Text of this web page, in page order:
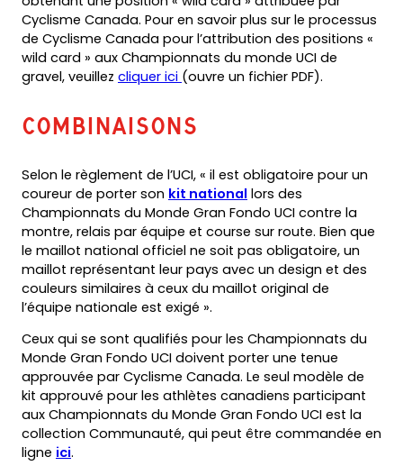
Cyclisme Canada. Pour en savoir plus sur le processus
de Cyclisme Canada pour l’attribution des positions «
wild card » aux Championnats du monde UCI de
gravel, veuillez cliquer ici (opens
(ouvre un fichier PDF).
Combinaisons
Selon le règlement de l’UCI, « il est obligatoire pour un
coureur de porter son kit national(opens
in
a
new
tab)
lors des
Championnats du Monde Gran Fondo UCI contre la
montre, relais par équipe et course sur route. Bien que
le maillot national officiel ne soit pas obligatoire, un
maillot représentant leur pays avec un design et des
couleurs similaires à ceux du maillot original de
l’équipe nationale est exigé ».
Ceux qui se sont qualifiés pour les Championnats du
Monde Gran Fondo UCI doivent porter une tenue
approuvée par Cyclisme Canada. Le seul modèle de
kit approuvé pour les athlètes canadiens participant
aux Championnats du Monde Gran Fondo UCI est la
collection Communauté, qui peut être commandée en
ligne ici(opens
.